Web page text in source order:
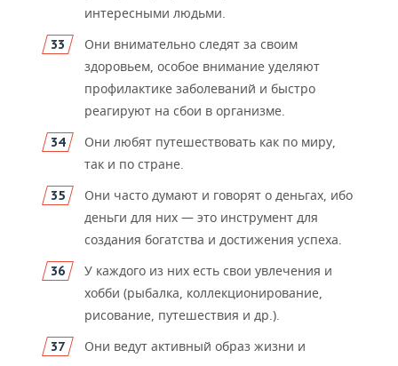
интересными людьми.
Они внимательно следят за своим
здоровьем, особое внимание уделяют
профилактике заболеваний и быстро
реагируют на сбои в организме.
Они любят путешествовать как по миру,
так и по стране.
Они часто думают и говорят о деньгах, ибо
деньги для них — это инструмент для
создания богатства и достижения успеха.
У каждого из них есть свои увлечения и
хобби (рыбалка, коллекционирование,
рисование, путешествия и др.).
Они ведут активный образ жизни и